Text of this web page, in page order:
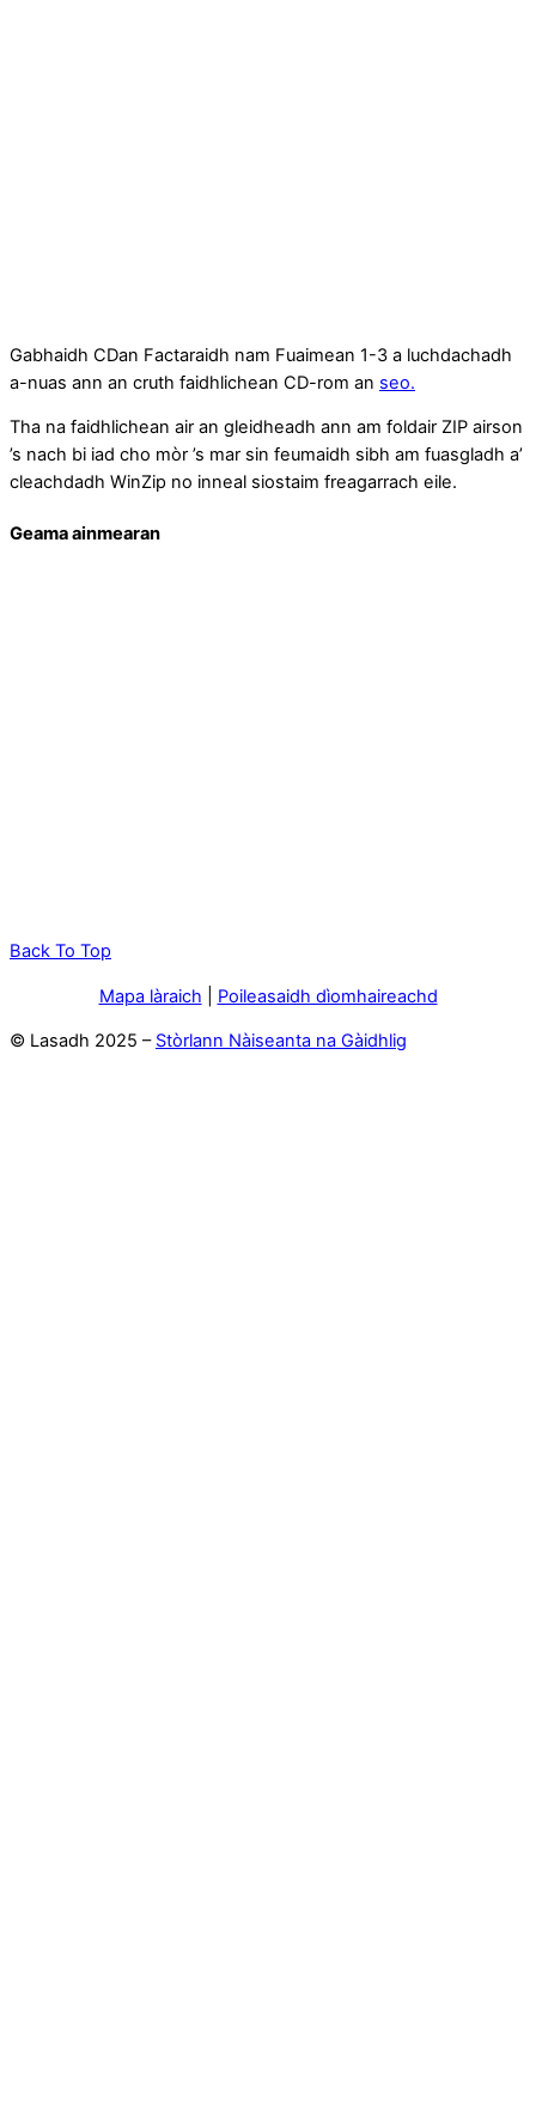
Gabhaidh CDan Factaraidh nam Fuaimean 1-3 a luchdachadh
a-nuas ann an cruth faidhlichean CD-rom an seo.
Tha na faidhlichean air an gleidheadh ann am foldair ZIP airson
’s nach bi iad cho mòr ’s mar sin feumaidh sibh am fuasgladh a’
cleachdadh WinZip no inneal siostaim freagarrach eile.
Geama ainmearan
Back To Top
Mapa làraich Poileasaidh dìomhaireachd
© Lasadh 2025 – Stòrlann Nàiseanta na Gàidhlig